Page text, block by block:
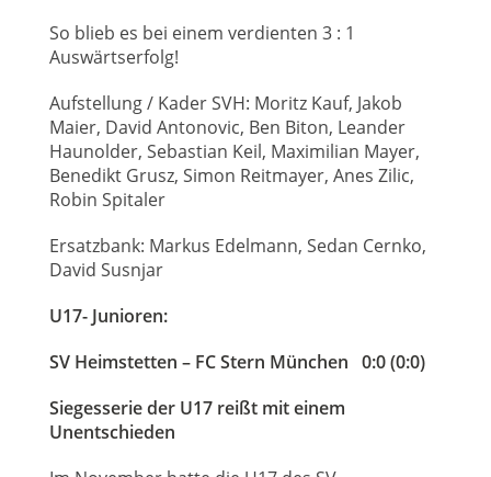
So blieb es bei einem verdienten 3 : 1
Auswärtserfolg!
Aufstellung / Kader SVH: Moritz Kauf, Jakob
Maier, David Antonovic, Ben Biton, Leander
Haunolder, Sebastian Keil, Maximilian Mayer,
Benedikt Grusz, Simon Reitmayer, Anes Zilic,
Robin Spitaler
Ersatzbank: Markus Edelmann, Sedan Cernko,
David Susnjar
U17- Junioren:
SV Heimstetten – FC Stern München 0:0 (0:0)
Siegesserie der U17 reißt mit einem
Unentschieden